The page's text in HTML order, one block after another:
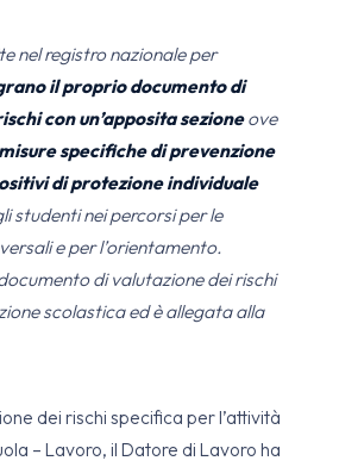
nel registro nazionale per
il proprio documento di
con un’apposita sezioneove
specifiche di prevenzione
di protezione individuale
studenti nei percorsi per le
e per l’orientamento.
di valutazione dei rischi
scolastica ed è allegata alla
dei rischi specifica per l’attività
– Lavoro, il Datore di Lavoro ha